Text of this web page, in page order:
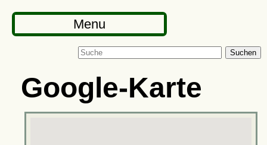
Menu
Suchen
Google-Karte